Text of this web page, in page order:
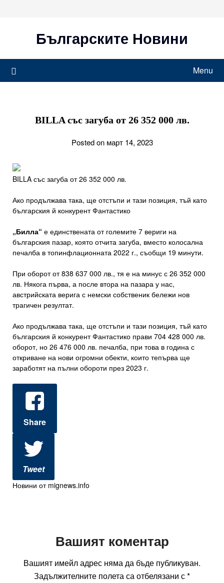
Българските Новини
Menu
BILLA със загуба от 26 352 000 лв.
Posted on март 14, 2023
BILLA със загуба от 26 352 000 лв.
Ако продължава така, ще отстъпи и тази позиция, тъй като
българския й конкурент Фантастико
„Билла“ е единствената от големите 7 вериги на
българския пазар, която отчита загуба, вместо колосална
печалба в топинфлационната 2022 г., съобщи 19 минути.
При оборот от 838 637 000 лв., тя е на минус с 26 352 000
лв. Някога първа, а после втора на пазара у нас,
австрийската верига с немски собственик бележи нов
трагичен резултат.
Ако продължава така, ще отстъпи и тази позиция, тъй като
българския й конкурент Фантастико прави 704 428 000 лв.
оборот, но 26 476 000 лв. печалба, при това в година с
откриване на нови огромни обекти, които тепърва ще
заработят на пълни обороти през 2023 г.
Share
Tweet
Новини от mignews.info
Вашият коментар
Вашият имейл адрес няма да бъде публикуван.
Задължителните полета са отбелязани с*